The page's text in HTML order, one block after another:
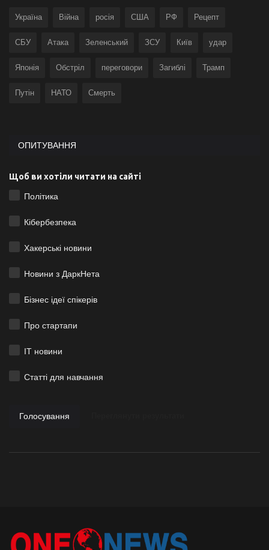
Україна Війна росія США РФ Рецепт
СБУ Атака Зеленський ЗСУ Київ удар
Японія Обстріл переговори Загиблі Трамп
Путін НАТО Смерть
ОПИТУВАННЯ
Щоб ви хотіли читати на сайті
Політика
Кібербезпека
Хакерські новини
Новини з ДаркНета
Бізнес ідеї спікерів
Про стартапи
ІТ новини
Статті для навчання
Голосування